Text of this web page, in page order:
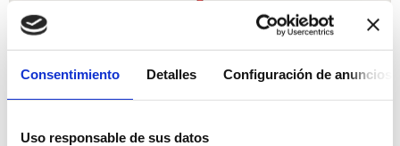
Consentimiento Detalles Configuración de anuncios
Uso responsable de sus datos